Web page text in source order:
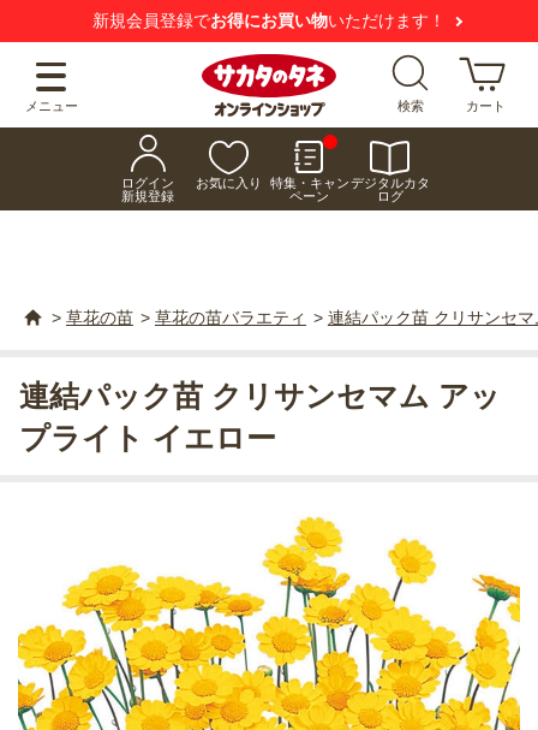
新規会員登録でお得にお買い物いただけます！
メニュー 検索 カート
ログイン
新規登録
お気に入り
特集・キャン
ペーン
デジタルカタ
ログ
> 草花の苗 > 草花の苗バラエティ > 連結パック苗 クリサンセ
連結パック苗 クリサンセマム アッ
プライト イエロー